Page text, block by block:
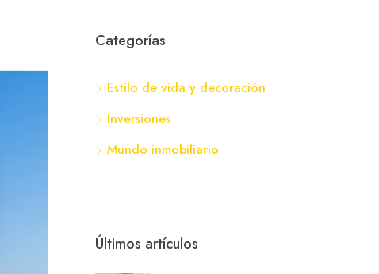
Categorías
Estilo de vida y decoración
Inversiones
Mundo inmobiliario
Últimos artículos